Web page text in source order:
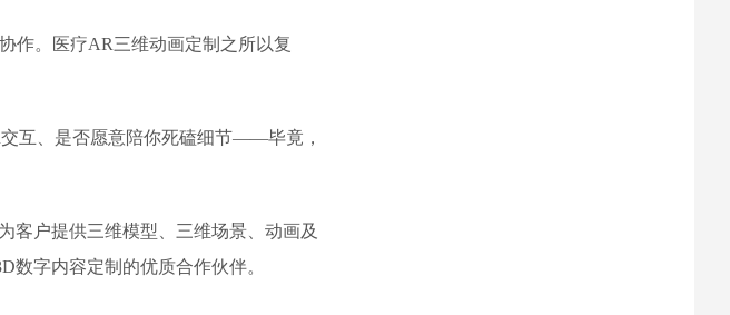
作。医疗AR三维动画定制之所以复
互、是否愿意陪你死磕细节——毕竟，
客户提供三维模型、三维场景、动画及
数字内容定制的优质合作伙伴。